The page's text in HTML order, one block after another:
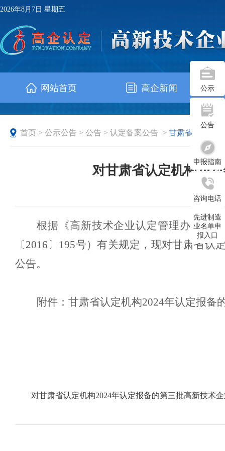
2026年8月7日 星期五
网站首页 高企新闻 公示
公告
申报指南
咨询电话
先进制造
业名单申
报入口
首页 > 公示公告 > 公告 > 认定备案公告 > 甘肃省
对甘肃省认定机构
发布
根据《高新技术企业认定管理办法》
〔2016 〕 195号）有关规定，现对甘肃省认
公告。
附件： 甘肃省认定机构2024年认定报备
对甘肃省认定机构2024年认定报备的第三批高新技术